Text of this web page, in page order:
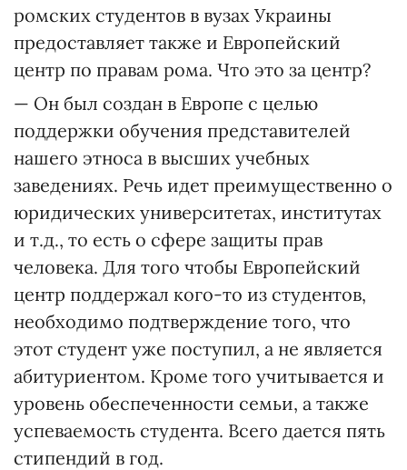
ромских студентов в вузах Украины
предоставляет также и Европейский
центр по правам рома. Что это за центр?
— Он был создан в Европе с целью
поддержки обучения представителей
нашего этноса в высших учебных
заведениях. Речь идет преимущественно о
юридических университетах, институтах
и т.д., то есть о сфере защиты прав
человека. Для того чтобы Европейский
центр поддержал кого-то из студентов,
необходимо подтверждение того, что
этот студент уже поступил, а не является
абитуриентом. Кроме того учитывается и
уровень обеспеченности семьи, а также
успеваемость студента. Всего дается пять
стипендий в год.